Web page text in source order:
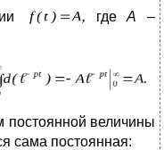
гдеА–
постоянной величины
сама постоянная: